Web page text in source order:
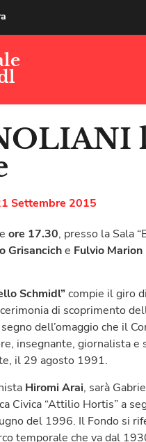
Settembre 2015
ore 17.30, presso la Sala
Grisanciche Fulvio Marion
Schmidl”compie il giro
di scoprimento
dell’omaggio che il
insegnante, giornalista
il 29 agosto 1991.
Hiromi Arai, sarà
Civica “Attilio Hortis” a
del 1996. Il Fondo si
temporale che va dal